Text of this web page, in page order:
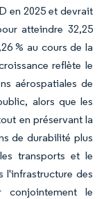
en 2025 et devrait
atteindre 32,25
% au cours de la
reflète le
aérospatiales de
alors que les
en préservant la
de durabilité plus
transports et le
l'infrastructure des
conjointement le